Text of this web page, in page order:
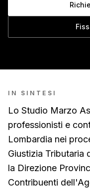
IN SINTESI
Lo Studio Marzo
professionisti e
Lombardia nei
Giustizia Tributaria
la Direzione
Contribuenti